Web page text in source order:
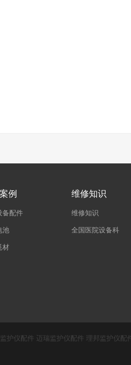
例
备配件
池
材
维修知识
维修知识
全国医院设备科
护仪配件 迈瑞监护仪配件 理邦监护仪配